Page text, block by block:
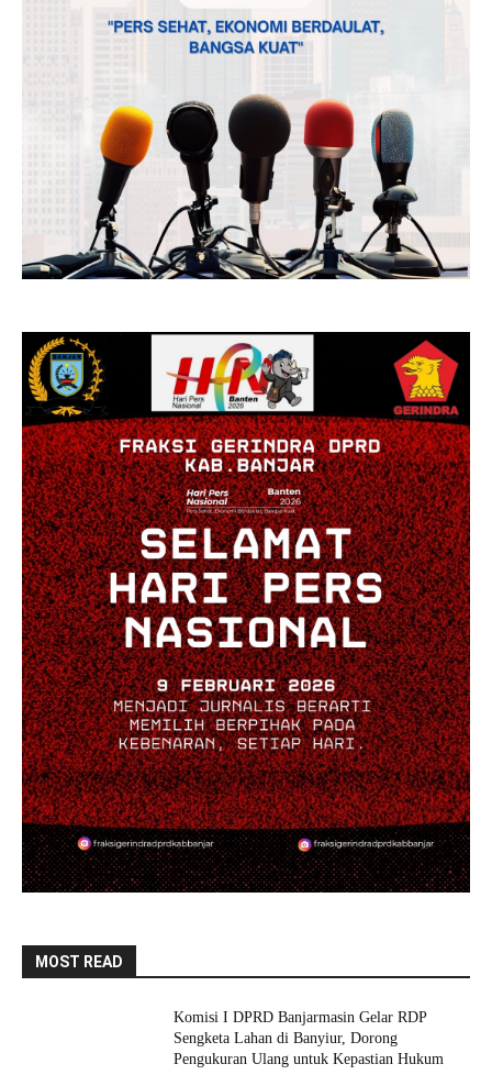
MOST READ
Komisi I DPRD Banjarmasin Gelar RDP
Sengketa Lahan di Banyiur, Dorong
Pengukuran Ulang untuk Kepastian Hukum